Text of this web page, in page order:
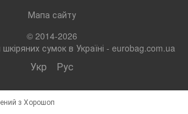
Мапа сайту
© 2014-2026
сумок в Україні - eurobag.com.ua
Укр Рус
з Хорошоп